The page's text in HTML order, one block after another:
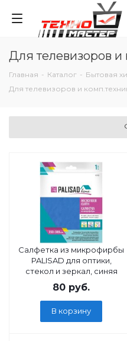
Для телевизоров и
Главная - Каталог - Бытовая
Для телевизоров и
Салфетка из микрофирбы
PALISAD для оптики,
стекол и зеркал, синяя
80 руб.
В корзину